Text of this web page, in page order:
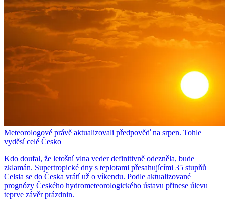
Meteorologové právě aktualizovali předpověď na srpen. Tohle
vyděsí celé Česko
Kdo doufal, že letošní vlna veder definitivně odezněla, bude
zklamán. Supertropické dny s teplotami přesahujícími 35 stupňů
Celsia se do Česka vrátí už o víkendu. Podle aktualizované
prognózy Českého hydrometeorologického ústavu přinese úlevu
teprve závěr prázdnin.